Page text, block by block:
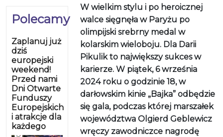
Polecamy
Zaplanuj już
dziś
europejski
weekend!
Przed nami
Dni Otwarte
Funduszy
Europejskich
i atrakcje dla
każdego
W wielkim stylu i po heroicznej
walce sięgnęła w Paryżu po
olimpijski srebrny medal w
kolarskim wieloboju. Dla Darii
Pikulik to największy sukces w
karierze. W piątek, 6 września
2024 roku o godzinie 18, w
darłowskim kinie „Bajka” odbędzie
się gala, podczas której marszałek
województwa Olgierd Geblewicz
wręczy zawodniczce nagrodę